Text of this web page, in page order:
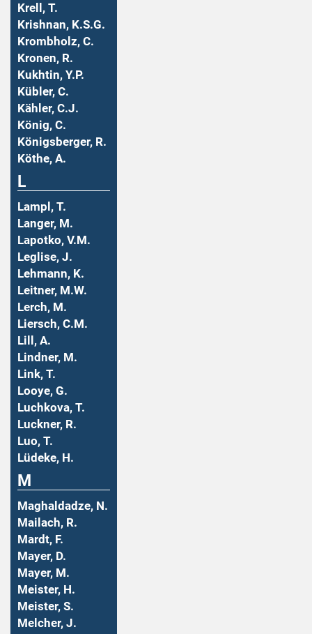
Krell, T.
Krishnan, K.S.G.
Krombholz, C.
Kronen, R.
Kukhtin, Y.P.
Kübler, C.
Kähler, C.J.
König, C.
Königsberger, R.
Köthe, A.
L
Lampl, T.
Langer, M.
Lapotko, V.M.
Leglise, J.
Lehmann, K.
Leitner, M.W.
Lerch, M.
Liersch, C.M.
Lill, A.
Lindner, M.
Link, T.
Looye, G.
Luchkova, T.
Luckner, R.
Luo, T.
Lüdeke, H.
M
Maghaldadze, N.
Mailach, R.
Mardt, F.
Mayer, D.
Mayer, M.
Meister, H.
Meister, S.
Melcher, J.